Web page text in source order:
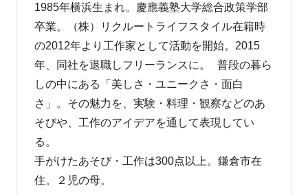
1985年横浜生まれ。慶應義塾大学総合政策学部
卒業。（株）リクルートライフスタイル在籍時
の2012年より工作家として活動を開始。2015
年、同社を退職しフリーランスに。 普段の暮ら
しの中にある「美しさ・ユニークさ・面白
さ」。その魅力を、実験・料理・観察などのあ
そびや、工作のアイデアを通して表現してい
る。
手がけたあそび・工作は300点以上。鎌倉市在
住。２児の母。